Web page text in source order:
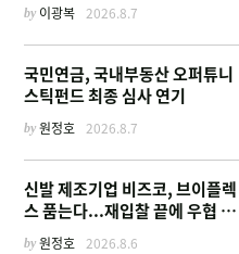
까지
by 이광복 2026.8.7
국민연금, 국내부동산 오퍼튜니
스틱펀드 최종 심사 연기
by원정호 2026.8.7
신발 제조기업 비즈코, 브이플렉
스 품는다...재입찰 끝에 우협 선
정
by원정호 2026.8.6